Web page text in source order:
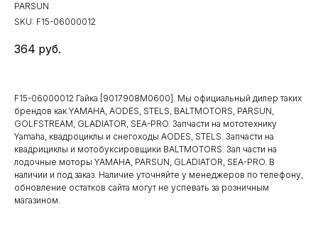
PARSUN
SKU: F15-06000012
364 руб.
F15-06000012 Гайка [9017908M0600]. Мы официальный дилер таких
брендов как YAMAHA, AODES, STELS, BALTMOTORS, PARSUN,
GOLFSTREAM, GLADIATOR, SEA-PRO. Запчасти на мототехнику
Yamaha, квадроциклы и снегоходы AODES, STELS. Запчасти на
квадрициклы и мотобуксировщики BALTMOTORS. Зап части на
лодочные моторы YAMAHA, PARSUN, GLADIATOR, SEA-PRO. В
наличии и под заказ. Наличие уточняйте у менеджеров по телефону,
обновление остатков сайта могут не успевать за розничным
магазином.